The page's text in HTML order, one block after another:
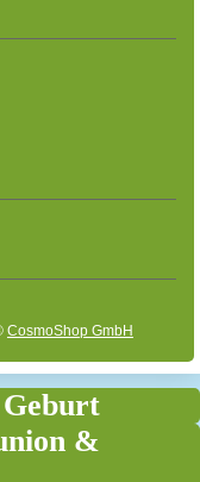
CosmoShop GmbH
Geburt
&